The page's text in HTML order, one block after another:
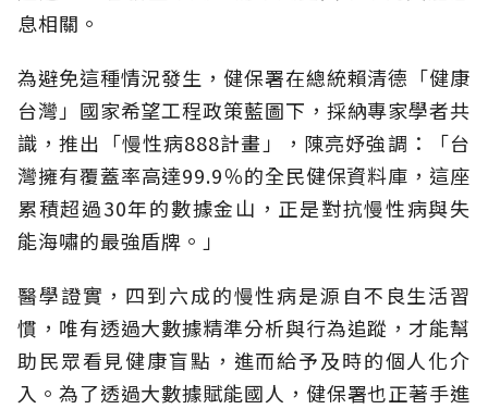
息相關。
為避免這種情況發生，健保署在總統賴清德「健康
台灣」國家希望工程政策藍圖下，採納專家學者共
識，推出「慢性病888計畫」，陳亮妤強調：「台
灣擁有覆蓋率高達99.9％的全民健保資料庫，這座
累積超過30年的數據金山，正是對抗慢性病與失
能海嘯的最強盾牌。」
醫學證實，四到六成的慢性病是源自不良生活習
慣，唯有透過大數據精準分析與行為追蹤，才能幫
助民眾看見健康盲點，進而給予及時的個人化介
入。為了透過大數據賦能國人，健保署也正著手進